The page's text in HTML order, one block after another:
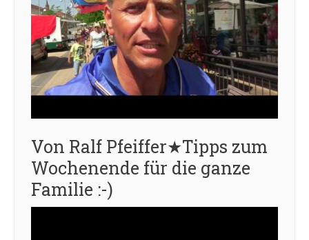
Von Ralf Pfeiffer★Tipps zum
Wochenende für die ganze
Familie :-)